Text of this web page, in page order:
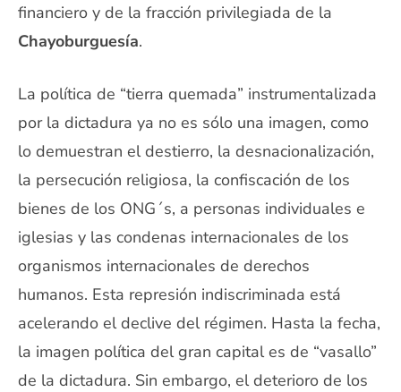
financiero y de la fracción privilegiada de la
Chayoburguesía.
La política de “tierra quemada” instrumentalizada
por la dictadura ya no es sólo una imagen, como
lo demuestran el destierro, la desnacionalización,
la persecución religiosa, la confiscación de los
bienes de los ONG´s, a personas individuales e
iglesias y las condenas internacionales de los
organismos internacionales de derechos
humanos. Esta represión indiscriminada está
acelerando el declive del régimen. Hasta la fecha,
la imagen política del gran capital es de “vasallo”
de la dictadura. Sin embargo, el deterioro de los